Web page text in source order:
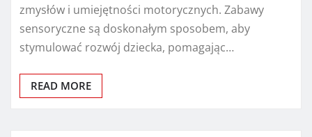
zmysłów i umiejętności motorycznych. Zabawy
sensoryczne są doskonałym sposobem, aby
stymulować rozwój dziecka, pomagając…
READ MORE